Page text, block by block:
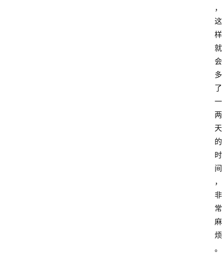
，
这
样
就
会
多
了
一
两
天
的
时
间
，
非
常
麻
烦
。